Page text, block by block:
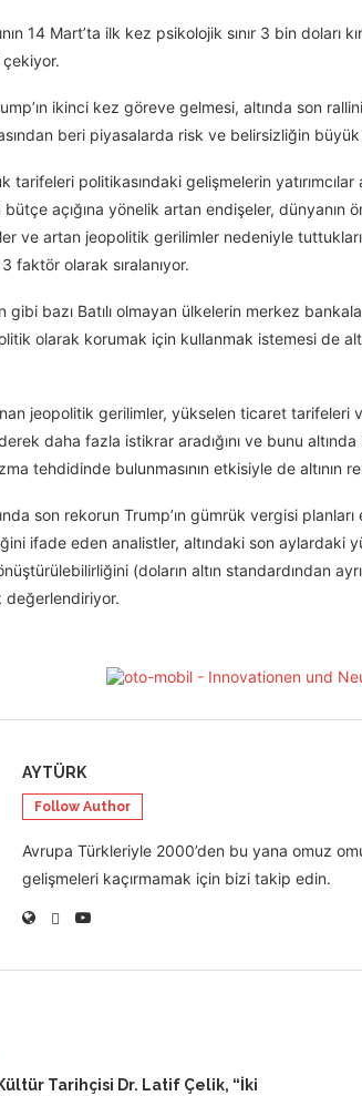
14 Mart’ta ilk kez psikolojik sınır 3 bin doları
çekiyor.
ikinci kez göreve gelmesi, altında son
beri piyasalarda risk ve belirsizliğin
tarifeleri politikasındaki gelişmelerin
açığına yönelik artan endişeler, dünyanın
ve artan jeopolitik gerilimler nedeniyle tuttukları
faktör olarak sıralanıyor.
bazı Batılı olmayan ülkelerin merkez
olarak korumak için kullanmak istemesi de
jeopolitik gerilimler, yükselen ticaret tarifeleri
daha fazla istikrar aradığını ve bunu
tehdidinde bulunmasının etkisiyle de altının
son rekorun Trump’ın gümrük vergisi
ifade eden analistler, altındaki son aylardaki
(doların altın standardından
değerlendiriyor.
AYTÜRK
Follow Author
Avrupa Türkleriyle 2000’den bu yana omuz
gelişmeleri kaçırmamak için bizi takip edin.
Tarihçisi Dr. Latif Çelik, “İki